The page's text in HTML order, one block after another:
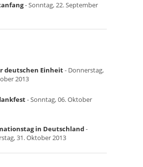
- Sonntag, 22. September
deutschen Einheit- Donnerstag,
2013
- Sonntag, 06. Oktober
in Deutschland-
31. Oktober 2013